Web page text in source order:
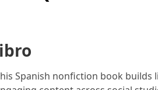
Spanish nonfiction book builds